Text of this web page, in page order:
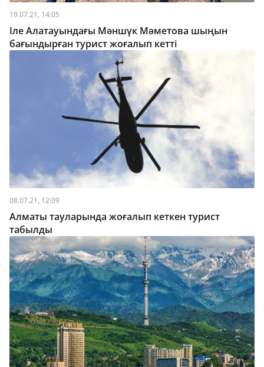
19.07.21, 14:05
Іле Алатауындағы Мәншүк Мәметова шыңын
бағындырған турист жоғалып кетті
08.07.21, 12:09
Алматы тауларында жоғалып кеткен турист
табылды